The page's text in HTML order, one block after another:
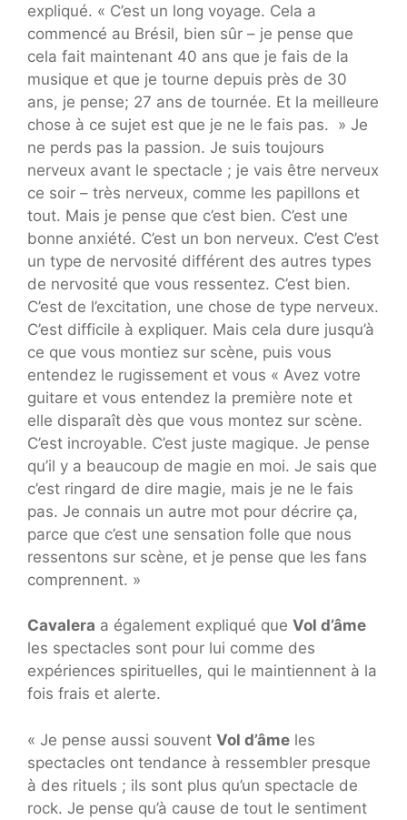
expliqué. « C’est un long voyage. Cela a
commencé au Brésil, bien sûr – je pense que
cela fait maintenant 40 ans que je fais de la
musique et que je tourne depuis près de 30
ans, je pense; 27 ans de tournée. Et la meilleure
chose à ce sujet est que je ne le fais pas. » Je
ne perds pas la passion. Je suis toujours
nerveux avant le spectacle ; je vais être nerveux
ce soir – très nerveux, comme les papillons et
tout. Mais je pense que c’est bien. C’est une
bonne anxiété. C’est un bon nerveux. C’est C’est
un type de nervosité différent des autres types
de nervosité que vous ressentez. C’est bien.
C’est de l’excitation, une chose de type nerveux.
C’est difficile à expliquer. Mais cela dure jusqu’à
ce que vous montiez sur scène, puis vous
entendez le rugissement et vous « Avez votre
guitare et vous entendez la première note et
elle disparaît dès que vous montez sur scène.
C’est incroyable. C’est juste magique. Je pense
qu’il y a beaucoup de magie en moi. Je sais que
c’est ringard de dire magie, mais je ne le fais
pas. Je connais un autre mot pour décrire ça,
parce que c’est une sensation folle que nous
ressentons sur scène, et je pense que les fans
comprennent. »
Cavalera a également expliqué que Vol d’âme
les spectacles sont pour lui comme des
expériences spirituelles, qui le maintiennent à la
fois frais et alerte.
« Je pense aussi souvent Vol d’âme les
spectacles ont tendance à ressembler presque
à des rituels ; ils sont plus qu’un spectacle de
rock. Je pense qu’à cause de tout le sentiment